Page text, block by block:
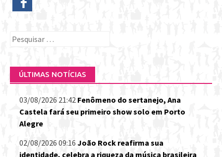
Pesquisar
ÚLTIMAS NOTÍCIAS
03/08/2026 21:42 Fenômeno do sertanejo, Ana
Castela fará seu primeiro show solo em Porto
Alegre
02/08/2026 09:16 João Rock reafirma sua
identidade, celebra a riqueza da música brasileira